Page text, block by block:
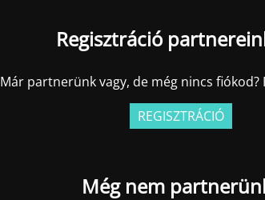
Regisztráció
Már partnerünk vagy, de még nincs fiókod?
REGISZTRÁCIÓ
Még nem